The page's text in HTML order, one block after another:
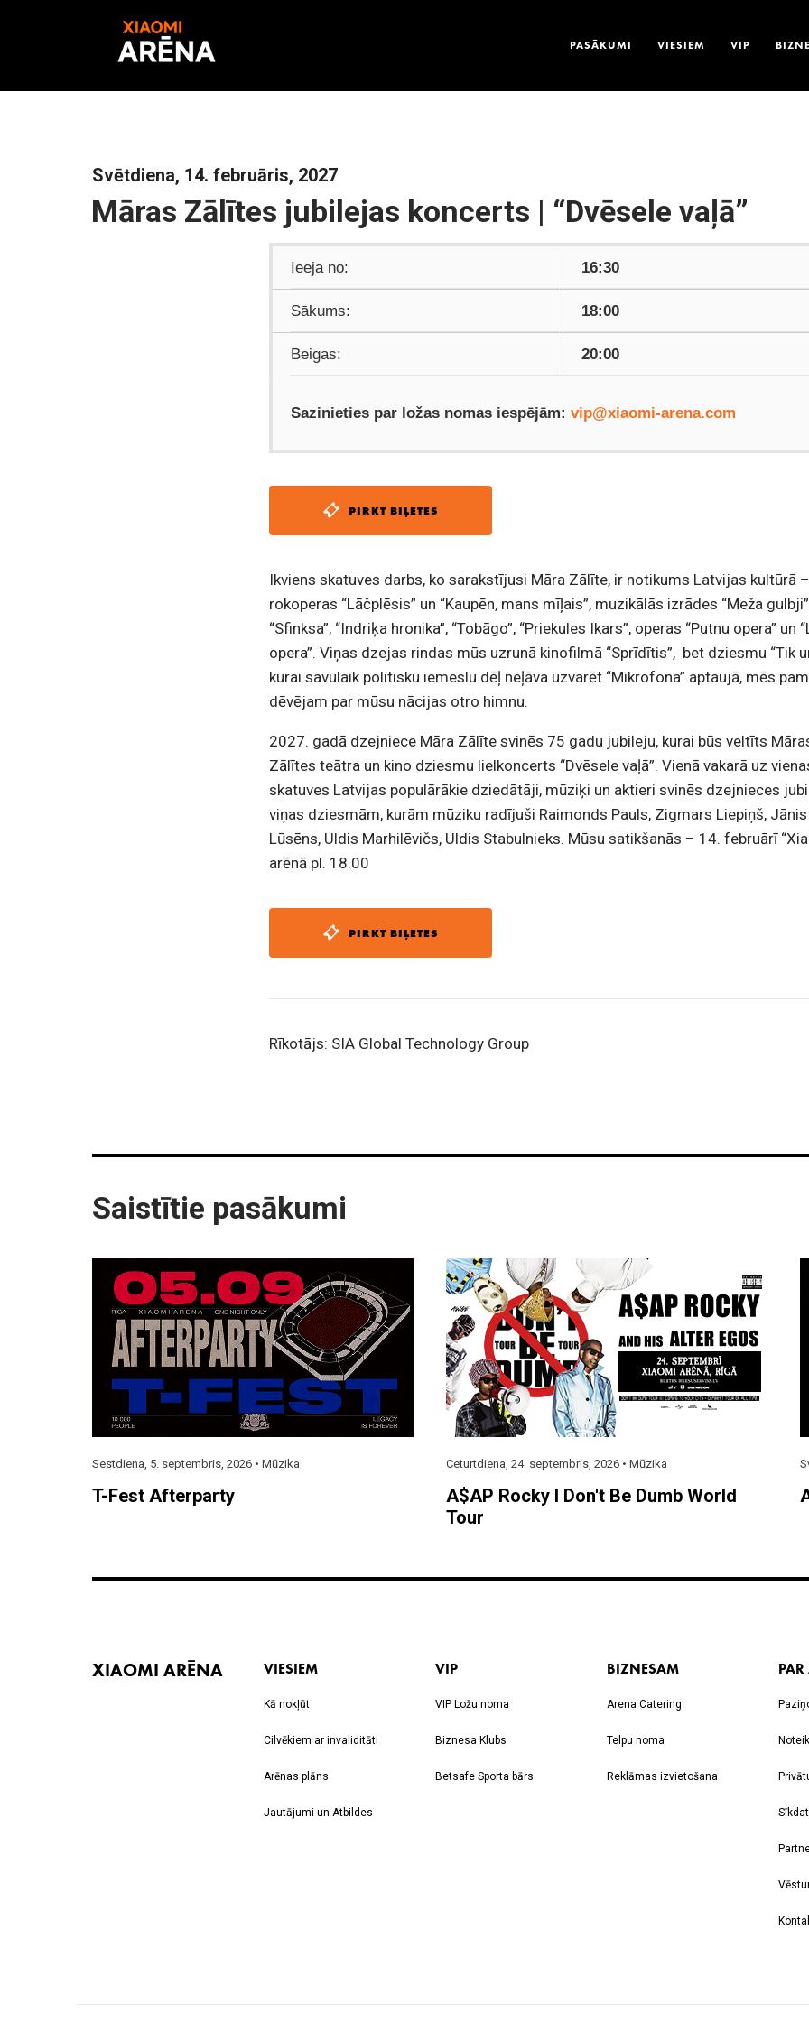
PASĀKUMI VIESIEM VIP
Svētdiena, 14. februāris, 2027
Māras Zālītes jubilejas koncerts | “Dvēsele vaļā”
Ieeja no: 16:30
Sākums: 18:00
Beigas: 20:00
Sazinieties par ložas nomas iespējām: vip@xiaomi-arena.com
PIRKT BIĻETES
Ikviens skatuves darbs, ko sarakstījusi Māra Zālīte, ir notikums Latvijas kultūrā –
rokoperas “Lāčplēsis” un “Kaupēn, mans mīļais”, muzikālās izrādes “Meža
“Sfinksa”, “Indriķa hronika”, “Tobāgo”, “Priekules Ikars”, operas “Putnu opera” un
opera”. Viņas dzejas rindas mūs uzrunā kinofilmā “Sprīdītis”, bet dziesmu “Tik
kurai savulaik politisku iemeslu dēļ neļāva uzvarēt “Mikrofona” aptaujā, mēs
dēvējam par mūsu nācijas otro himnu.
2027. gadā dzejniece Māra Zālīte svinēs 75 gadu jubileju, kurai būs veltīts
Zālītes teātra un kino dziesmu lielkoncerts “Dvēsele vaļā”. Vienā vakarā uz
skatuves Latvijas populārākie dziedātāji, mūziķi un aktieri svinēs dzejnieces
viņas dziesmām, kurām mūziku radījuši Raimonds Pauls, Zigmars Liepiņš, Jānis
Lūsēns, Uldis Marhilēvičs, Uldis Stabulnieks. Mūsu satikšanās – 14. februārī
arēnā pl. 18.00
PIRKT BIĻETES
Rīkotājs: SIA Global Technology Group
Saistītie pasākumi
Sestdiena, 5. septembris, 2026 • Mūzika
T-Fest Afterparty
Ceturtdiena, 24. septembris, 2026 • Mūzika
A$AP Rocky I Don't Be Dumb World
Tour
XIAOMI ARĒNA VIESIEM
Kā nokļūt
Cilvēkiem ar invaliditāti
Arēnas plāns
Jautājumi un Atbildes
VIP
VIP Ložu noma
Biznesa Klubs
Betsafe Sporta bārs
BIZNESAM
Arena Catering
Telpu noma
Reklāmas izvietošana